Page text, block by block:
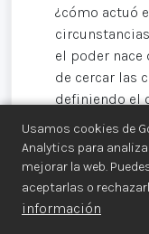
Usamos cookies de
Analytics para
mejorar la web.
aceptarlas o
información
¿cómo actuó
el poder
de cercar las
definiendo el
que tiene el
democrática,
el Ejército
nuevo tipo y